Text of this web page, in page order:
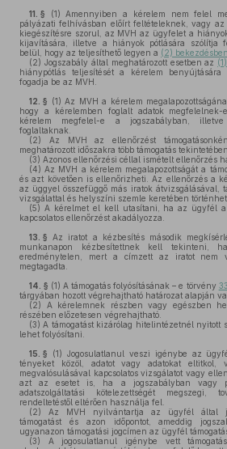
11. § (1) Amennyiben a kérelem nem felel
pályázati felhívásban előírt feltételeknek, vagy
kiegészítésre szorul, az MVH az ügyfelet a
kijavítására, illetve a hiányok pótlására szólítja
belül, hogy az teljesíthető legyen a (2) bekezdésben
(2) Jogszabály által meghatározott esetben az
hiánypótlás teljesítését a kérelem
fogadja be az MVH.
12. § (1) Az MVH a kérelem
hogy a kérelemben foglalt adatok
kérelem megfelel-e a jogszabályban,
foglaltaknak.
(2) Az MVH az ellenőrzést
meghatározott időszakra több támogatás
(3) Azonos ellenőrzési céllal ismételt ellenőrzés
(4) Az MVH a kérelem megalapozottságát a
és azt követően is ellenőrizheti. Az ellenőrzés a
az üggyel összefüggő más iratok átvizsgálásával,
vizsgálattal és helyszíni szemle keretében történhet.
(5) A kérelmet el kell utasítani, ha az ügyfél a
kapcsolatos ellenőrzést akadályozza.
13. § Az iratot a kézbesítés második
munkanapon kézbesítettnek kell tekinteni,
eredménytelen, mert a címzett az iratot nem
megtagadta.
14. § (1) A támogatás folyósításának – e törvény
tárgyában hozott végrehajtható határozat alapján
(2) A kérelemnek részben vagy egészben
részében előzetesen végrehajtható.
(3) A támogatást kizárólag hitelintézetnél nyitott
lehet folyósítani.
15. § (1) Jogosulatlanul veszi igénybe az
tényeket közöl, adatot vagy adatokat eltitkol,
megvalósulásával kapcsolatos vizsgálatot vagy
azt az esetet is, ha a jogszabályban vagy
adatszolgáltatási kötelezettségét megszegi,
rendeltetéstől eltérően használja fel.
(2) Az MVH nyilvántartja az ügyfél által
támogatást és azon időpontot, ameddig
ugyanazon támogatási jogcímen az ügyfél
(3) A jogosulatlanul igénybe vett